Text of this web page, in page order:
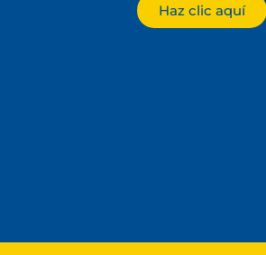
Haz clic aquí